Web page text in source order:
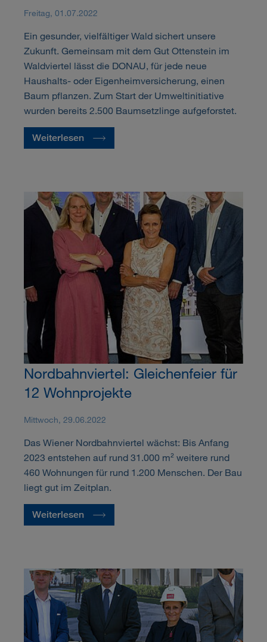
Freitag, 01.07.2022
Ein gesunder, vielfältiger Wald sichert unsere
Zukunft. Gemeinsam mit dem Gut Ottenstein im
Waldviertel lässt die DONAU, für jede neue
Haushalts- oder Eigenheimversicherung, einen
Baum pflanzen. Zum Start der Umweltinitiative
wurden bereits 2.500 Baumsetzlinge aufgeforstet.
Weiterlesen
Nordbahnviertel: Gleichenfeier für
12 Wohnprojekte
Mittwoch, 29.06.2022
Das Wiener Nordbahnviertel wächst: Bis Anfang
2023 entstehen auf rund 31.000 m² weitere rund
460 Wohnungen für rund 1.200 Menschen. Der Bau
liegt gut im Zeitplan.
Weiterlesen